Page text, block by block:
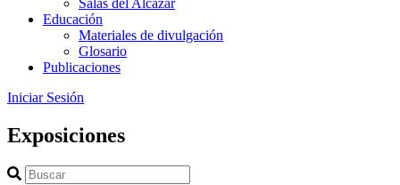
Salas del Alcázar
Educación
Materiales de divulgación
Glosario
Publicaciones
Iniciar Sesión
Exposiciones